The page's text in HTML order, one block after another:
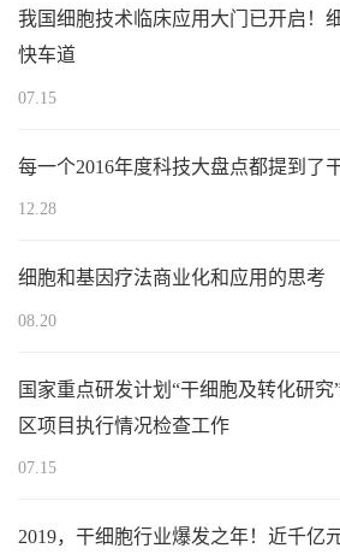
我国细胞技术临床应用大门已开启！
快车道
07.15
每一个2016年度科技大盘点都提到了
12.28
细胞和基因疗法商业化和应用的思考
08.20
国家重点研发计划“干细胞及转化研
区项目执行情况检查工作
07.15
2019，干细胞行业爆发之年！近千亿